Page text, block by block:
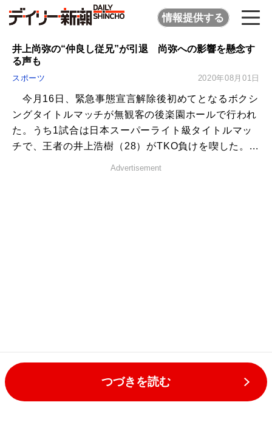
情報提供する
井上尚弥の“仲良し従兄”が引退 尚弥への影響を懸念す
る声も
スポーツ 2020年08月01日
今月16日、緊急事態宣言解除後初めてとなるボクシ
ングタイトルマッチが無観客の後楽園ホールで行われ
た。うち1試合は日本スーパーライト級タイトルマッ
チで、王者の井上浩樹（28）がTKO負けを喫した。...
Advertisement
つづきを読む